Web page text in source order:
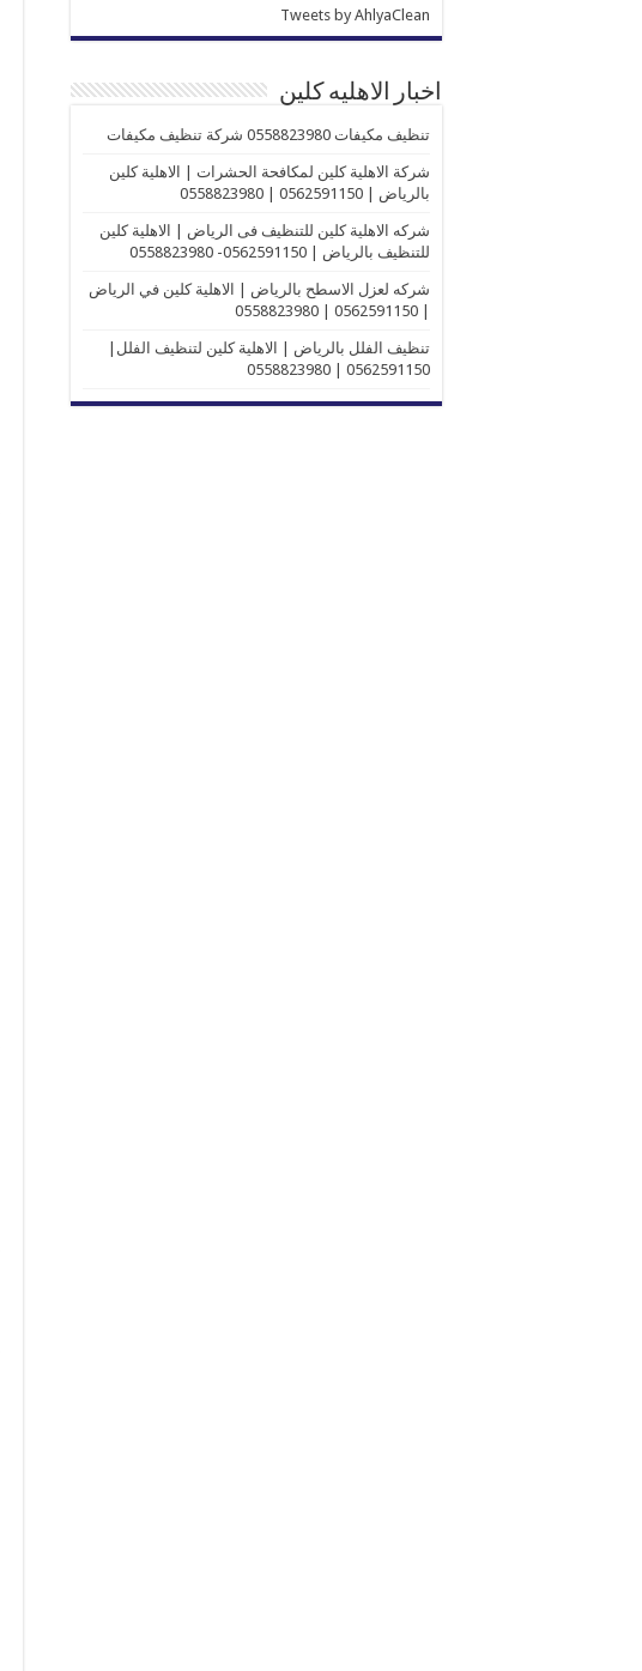
Tweets by AhlyaClean
اخبار الاهليه كلين
تنظيف مكيفات 0558823980 شركة تنظيف مكيفات
شركة الاهلية كلين لمكافحة الحشرات | الاهلية كلين
بالرياض | 0562591150 | 0558823980
شركه الاهلية كلين للتنظيف فى الرياض | الاهلية كلين
للتنظيف بالرياض | 0562591150- 0558823980
شركه لعزل الاسطح بالرياض | الاهلية كلين في الرياض
| 0562591150 | 0558823980
تنظيف الفلل بالرياض | الاهلية كلين لتنظيف الفلل|
0562591150 | 0558823980